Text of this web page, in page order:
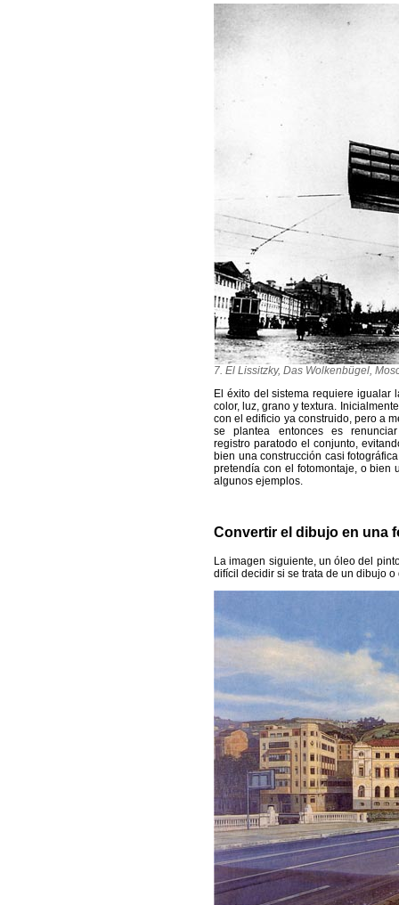
7. El Lissitzky, Das Wolkenbügel,
El éxito del sistema requiere igualar
color, luz, grano y textura.
con el edificio ya construido, pero a
se plantea entonces es
registro paratodo el conjunto,
bien una construcción casi
pretendía con el fotomontaje, o bien
algunos ejemplos.
Convertir el dibujo en una
La imagen siguiente, un óleo del
difícil decidir si se trata de un dibujo o